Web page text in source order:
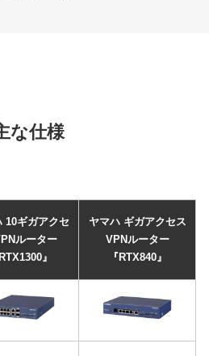
な仕様
10ギガアクセ
ルーター
RTX1300』
ヤマハ ギガアクセス
VPNルーター
『RTX840』